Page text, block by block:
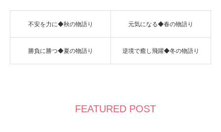
不安を力に◆秋の物語り 元気になる◆春の物語り
勝負に勝つ◆夏の物語り 逆境で癒し飛躍◆冬の物語り
FEATURED POST